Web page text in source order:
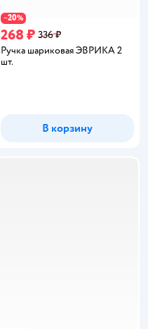
−20%
268 ₽ 336 ₽
Ручка шариковая ЭВРИКА 2
шт.
В корзину